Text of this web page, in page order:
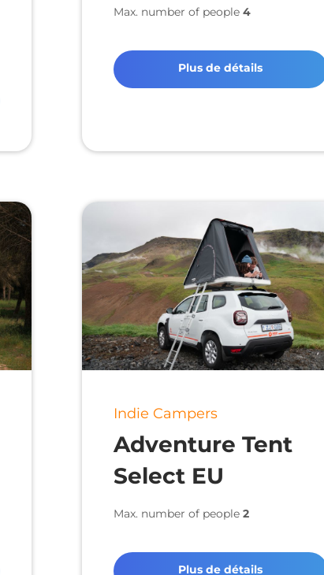
Max. number of people 4
Plus de détails
Indie Campers
Adventure Tent
Select EU
Max. number of people 2
Plus de détails